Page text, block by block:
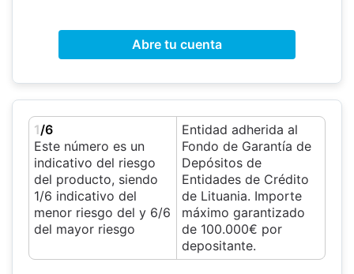
Abre tu cuenta
1/6
Este número es un
indicativo del riesgo
del producto, siendo
1/6 indicativo del
menor riesgo del y 6/6
del mayor riesgo
Entidad adherida al
Fondo de Garantía de
Depósitos de
Entidades de Crédito
de Lituania. Importe
máximo garantizado
de 100.000€ por
depositante.